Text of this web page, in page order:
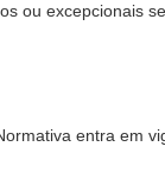
ou excepcionais
entra em